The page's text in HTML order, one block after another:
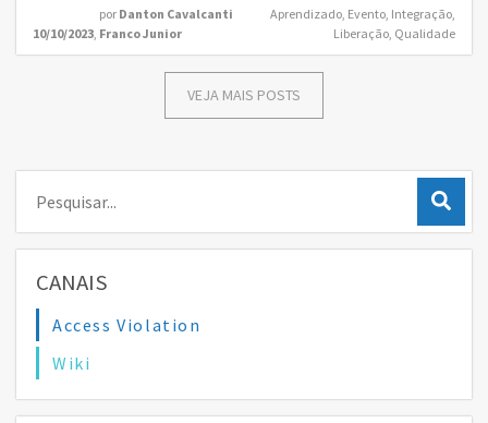
10/10/2023,
por Danton Cavalcanti
Franco Junior
Aprendizado, Evento, Integração,
Liberação, Qualidade
VEJA MAIS POSTS
CANAIS
Access Violation
Wiki